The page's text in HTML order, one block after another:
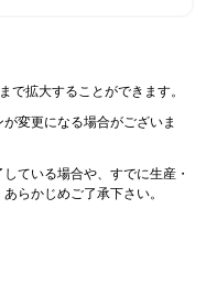
で拡大することができます。
変更になる場合がございま
ている場合や、すでに生産・
らかじめご了承下さい。